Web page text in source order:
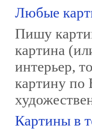
Любые
Пишу
картина
интерьер,
картину по
Картины в